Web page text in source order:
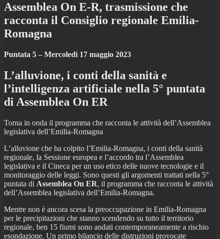
Assemblea On E-R, trasmissione che
racconta il Consiglio regionale Emilia-
Romagna
Puntata 5 – Mercoledì 17 maggio 2023
L’alluvione, i conti della sanità e
l’intelligenza artificiale nella 5° puntata
di Assemblea On ER
Torna in onda il programma che racconta le attività dell’Assemblea
legislativa dell’Emilia-Romagna
L’alluvione che ha colpito l’Emilia-Romagna, i conti della sanità
regionale, la Sessione europea e l’accordo tra l’Assemblea
legislativa e il Cineca per un uso etico delle nuove tecnologie e il
monitoraggio delle leggi. Sono questi gli argomenti trattati nella 5°
puntata di Assemblea On ER, il programma che racconta le attività
dell’Assemblea legislativa dell’Emilia-Romagna.
Mentre non è ancora scesa la preoccupazione in Emilia-Romagna
per le precipitazioni che stanno scendendo su tutto il territorio
regionale, ben 15 fiumi sono andati contemporaneamente a rischio
esondazione. Un primo bilancio delle distruzioni provocate